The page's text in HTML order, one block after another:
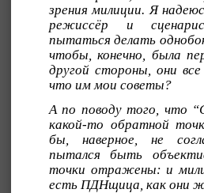
зрения милиции. Я
режиссёр и
пытаться делать
чтобы, конечно, была
другой стороны, они
что им мои советы?
А по поводу того, что
какой-то обратной
бы, наверное, не
пытался быть
точки отражены: и
есть ПДНщица, как они